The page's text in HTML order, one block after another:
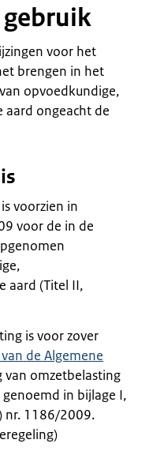
voor het
brengen in het
opvoedkundige,
aard ongeacht de
voorzien in
voor de in de
aard (Titel II,
is voor zover
de Algemene
van omzetbelasting
in bijlage I,
nr. 1186/2009.